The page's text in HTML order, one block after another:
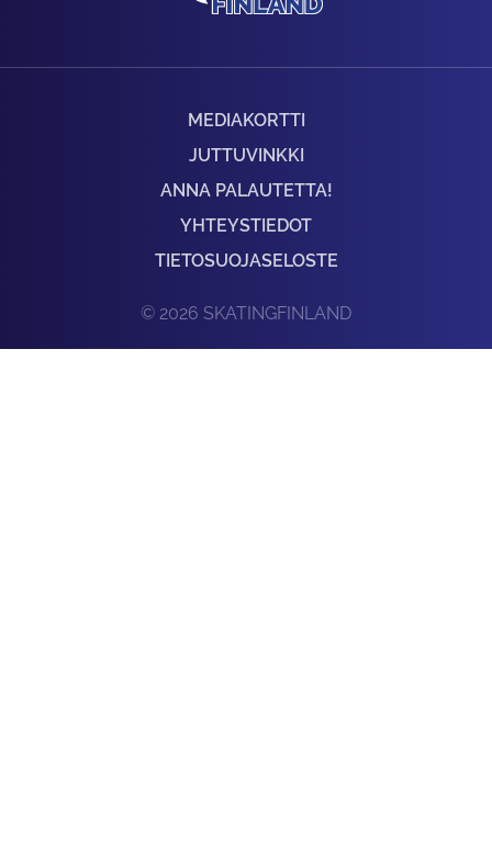
MEDIAKORTTI
JUTTUVINKKI
ANNA PALAUTETTA!
YHTEYSTIEDOT
TIETOSUOJASELOSTE
© 2026 SKATINGFINLAND